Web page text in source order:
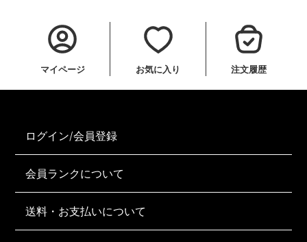
マイページ お気に入り 注文履歴
ログイン/会員登録
会員ランクについて
送料・お支払いについて